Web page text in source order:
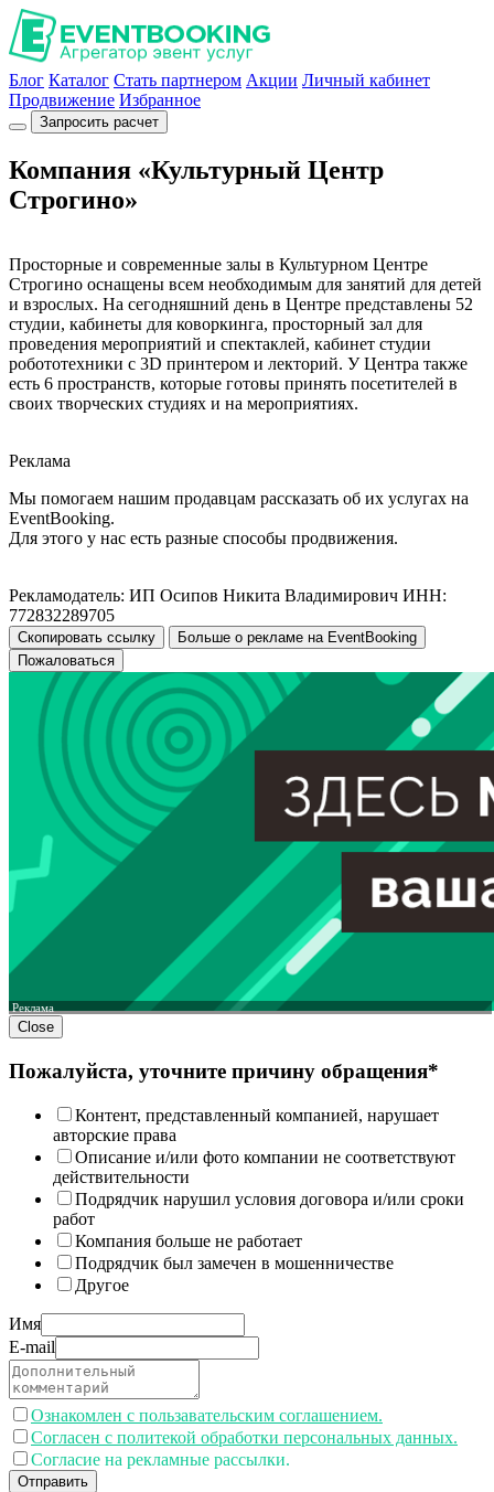
Блог Каталог Стать партнером Акции Личный кабинет
Продвижение Избранное
Запросить расчет
Компания «Культурный Центр
Строгино»
Просторные и современные залы в Культурном Центре
Строгино оснащены всем необходимым для занятий для детей
и взрослых. На сегодняшний день в Центре представлены 52
студии, кабинеты для коворкинга, просторный зал для
проведения мероприятий и спектаклей, кабинет студии
робототехники с 3D принтером и лекторий. У Центра также
есть 6 пространств, которые готовы принять посетителей в
своих творческих студиях и на мероприятиях.
Реклама
Мы помогаем нашим продавцам рассказать об их услугах на
EventBooking.
Для этого у нас есть разные способы продвижения.
Рекламодатель: ИП Осипов Никита Владимирович ИНН:
772832289705
Скопировать ссылку
Больше о рекламе на EventBooking
Пожаловаться
Реклама
Close
Пожалуйста, уточните причину обращения*
Контент, представленный компанией, нарушает
авторские права
Описание и/или фото компании не соответствуют
действительности
Подрядчик нарушил условия договора и/или сроки
работ
Компания больше не работает
Подрядчик был замечен в мошенничестве
Другое
Имя
E-mail
Ознакомлен с пользавательским соглашением.
Согласен с политекой обработки персональных данных.
Согласие на рекламные рассылки.
Отправить